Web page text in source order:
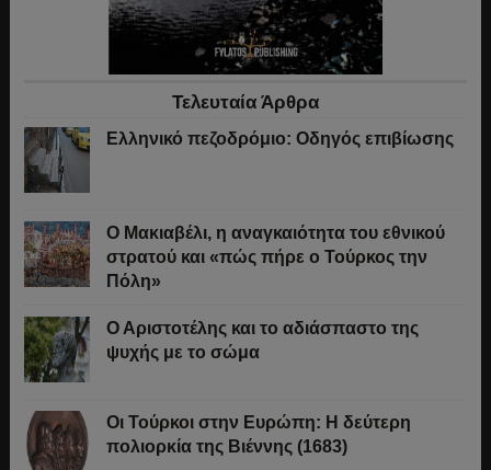
Τελευταία Άρθρα
Ελληνικό πεζοδρόμιο: Οδηγός επιβίωσης
Ο Μακιαβέλι, η αναγκαιότητα του εθνικού
στρατού και «πώς πήρε ο Τούρκος την
Πόλη»
Ο Αριστοτέλης και το αδιάσπαστο της
ψυχής με το σώμα
Οι Τούρκοι στην Ευρώπη: Η δεύτερη
πολιορκία της Βιέννης (1683)